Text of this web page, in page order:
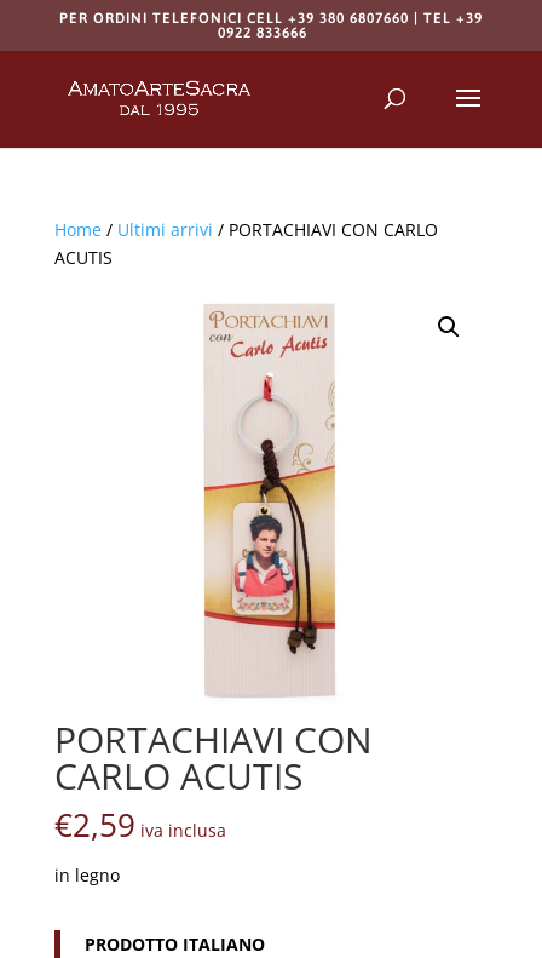
PER ORDINI TELEFONICI CELL +39 380 6807660 | TEL +39
0922 833666
Home/ Ultimi arrivi / PORTACHIAVI CON CARLO
ACUTIS
PORTACHIAVI CON
CARLO ACUTIS
€2,59 iva inclusa
in legno
PRODOTTO ITALIANO